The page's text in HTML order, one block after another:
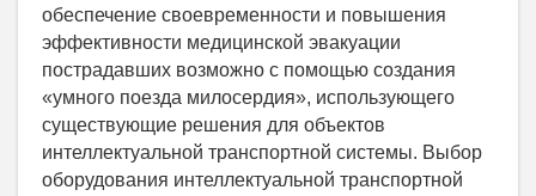
обеспечение своевременности и повышения
эффективности медицинской эвакуации
пострадавших возможно с помощью создания
«умного поезда милосердия», использующего
существующие решения для объектов
интеллектуальной транспортной системы. Выбор
оборудования интеллектуальной транспортной